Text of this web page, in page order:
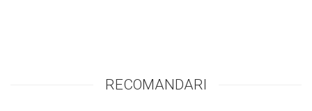
RECOMANDARI